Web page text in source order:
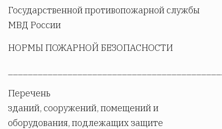
Государственной противопожарной службы
МВД России
НОРМЫ ПОЖАРНОЙ БЕЗОПАСНОСТИ
Перечень
зданий, сооружений, помещений и
оборудования, подлежащих защите